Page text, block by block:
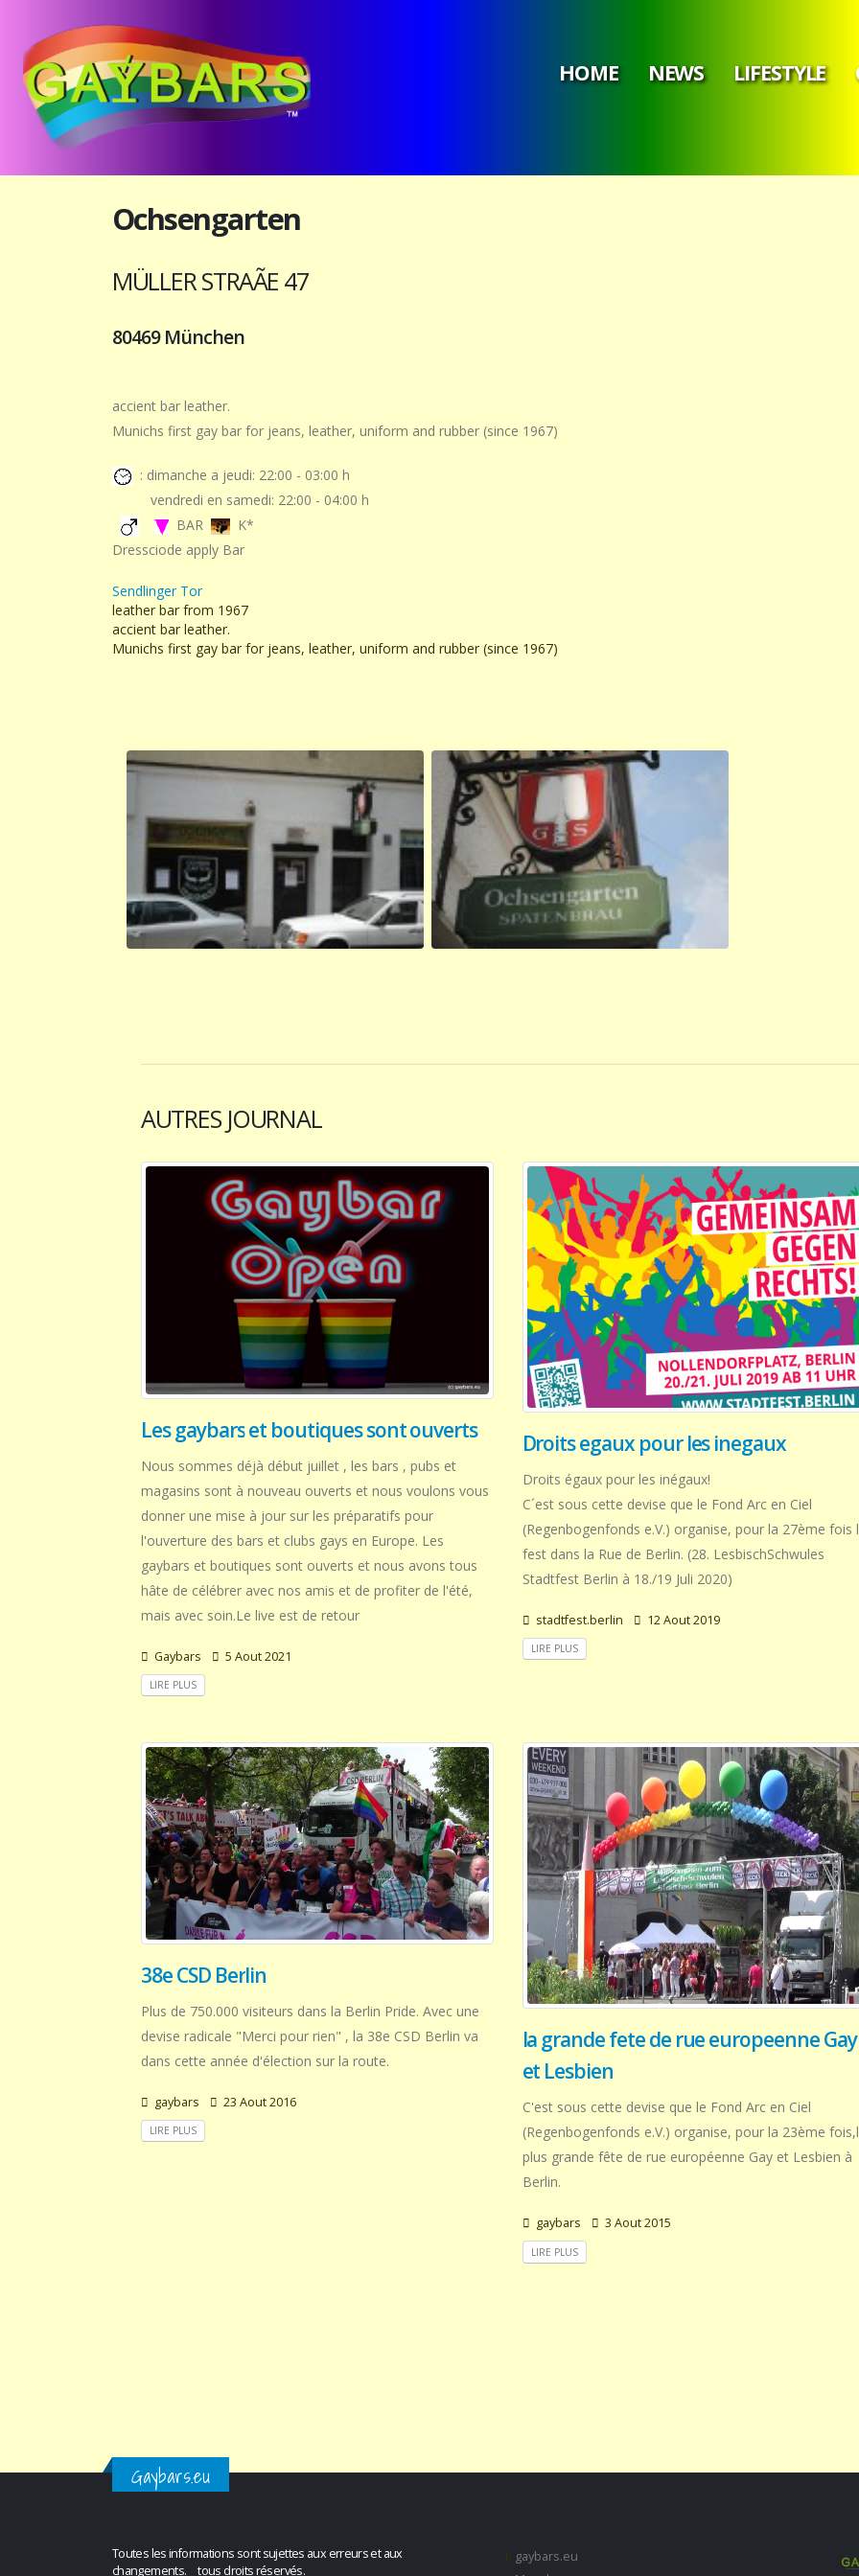
HOME NEWS LIFESTYLE
Ochsengarten
MÜLLER STRAÃE 47
80469 München
accient bar leather.
Munichs first gay bar for jeans, leather, uniform and rubber (since 1967)
: dimanche a jeudi: 22:00 - 03:00 h
vendredi en samedi: 22:00 - 04:00 h
BAR
K*
Dressciode apply Bar
Sendlinger Tor
leather bar from 1967
accient bar leather.
Munichs first gay bar for jeans, leather, uniform and rubber (since 1967)
AUTRES JOURNAL
Les gaybars et boutiques sont ouverts
Nous sommes déjà début juillet , les bars , pubs et
magasins sont à nouveau ouverts et nous voulons vous
donner une mise à jour sur les préparatifs pour
l'ouverture des bars et clubs gays en Europe. Les
gaybars et boutiques sont ouverts et nous avons tous
hâte de célébrer avec nos amis et de profiter de l'été,
mais avec soin.Le live est de retour
Gaybars 5 Aout 2021
LIRE PLUS
Droits egaux pour les inegaux
Droits égaux pour les inégaux!
C´est sous cette devise que le Fond Arc en Ciel
(Regenbogenfonds e.V.) organise, pour la 27ème fois
fest dans la Rue de Berlin. (28. LesbischSchwules
Stadtfest Berlin à 18./19 Juli 2020)
stadtfest.berlin 12 Aout 2019
LIRE PLUS
38e CSD Berlin
Plus de 750.000 visiteurs dans la Berlin Pride. Avec une
devise radicale "Merci pour rien" , la 38e CSD Berlin va
dans cette année d'élection sur la route.
gaybars 23 Aout 2016
LIRE PLUS
la grande fete de rue europeenne Gay
et Lesbien
C'est sous cette devise que le Fond Arc en Ciel
(Regenbogenfonds e.V.) organise, pour la 23ème
plus grande fête de rue européenne Gay et Lesbien à
Berlin.
gaybars 3 Aout 2015
LIRE PLUS
Gaybars.eu
Toutes les informations sont sujettes aux erreurs et aux
changements. tous droits réservés.
gaybars.eu